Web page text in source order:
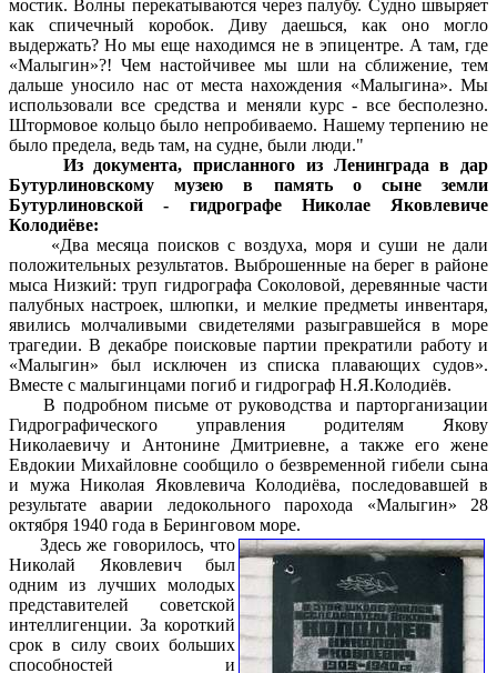
мостик. Волны перекатываются через палубу. Судно швыряет
как спичечный коробок. Диву даешься, как оно могло
выдержать? Но мы еще находимся не в эпицентре. А там, где
«Малыгин»?! Чем настойчивее мы шли на сближение, тем
дальше уносило нас от места нахождения «Малыгина». Мы
использовали все средства и меняли курс - все бесполезно.
Штормовое кольцо было непробиваемо. Нашему терпению не
было предела, ведь там, на судне, были люди."
Из документа, присланного из Ленинграда в дар
Бутурлиновскому музею в память о сыне земли
Бутурлиновской - гидрографе Николае Яковлевиче
Колодиёве:
«Два месяца поисков с воздуха, моря и суши не дали
положительных результатов. Выброшенные на берег в районе
мыса Низкий: труп гидрографа Соколовой, деревянные части
палубных настроек, шлюпки, и мелкие предметы инвентаря,
явились молчаливыми свидетелями разыгравшейся в море
трагедии. В декабре поисковые партии прекратили работу и
«Малыгин» был исключен из списка плавающих судов».
Вместе с малыгинцами погиб и гидрограф Н.Я.Колодиёв.
В подробном письме от руководства и парторганизации
Гидрографического управления родителям Якову
Николаевичу и Антонине Дмитриевне, а также его жене
Евдокии Михайловне сообщило о безвременной гибели сына
и мужа Николая Яковлевича Колодиёва, последовавшей в
результате аварии ледокольного парохода «Малыгин» 28
октября 1940 года в Беринговом море.
Здесь же говорилось, что
Николай Яковлевич был
одним из лучших молодых
представителей советской
интеллигенции. За короткий
срок в силу своих больших
способностей и